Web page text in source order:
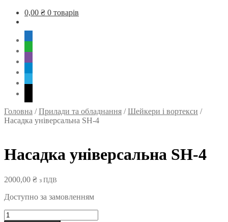
0,00 ₴ 0 товарів
Головна /Прилади та обладнання /Шейкери і вортекси /
Насадка універсальна SH-4
Насадка універсальна SH-4
2000,00 ₴ з ПДВ
Доступно за замовленням
Насадка